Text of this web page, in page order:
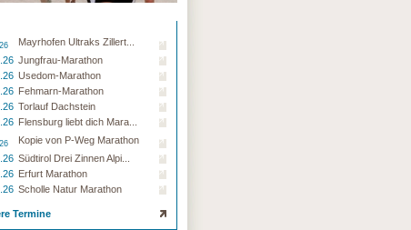
Mayrhofen Ultraks Zillert...
Jungfrau-Marathon
Usedom-Marathon
Fehmarn-Marathon
Torlauf Dachstein
Flensburg liebt dich Mara...
Kopie von P-Weg Marathon
Südtirol Drei Zinnen Alpi...
Erfurt Marathon
Scholle Natur Marathon
Termine